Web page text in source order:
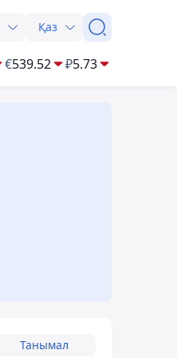
Қаз
€539.52 ₽5.73
Танымал